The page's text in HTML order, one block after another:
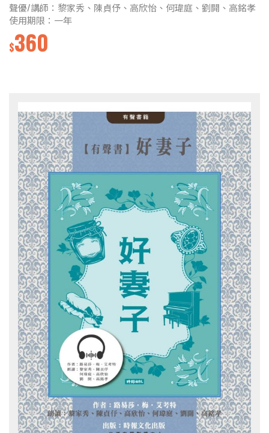
聲優/講師：黎家秀、陳貞伃、高欣怡、何瑋庭、劉開、高銘孝
使用期限：一年
$360